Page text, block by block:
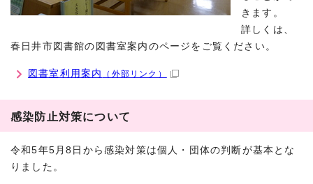
きます。
詳しくは、
春日井市図書館の図書室案内のページをご覧ください。
図書室利用案内 （外部リンク）
感染防止対策について
令和5年5月8日から感染対策は個人・団体の判断が基本とな
りました。